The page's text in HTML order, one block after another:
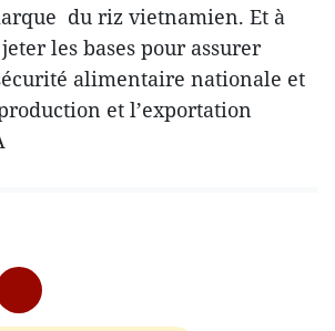
du riz vietnamien. Et à
les bases pour assurer
alimentaire nationale et
et l’exportation